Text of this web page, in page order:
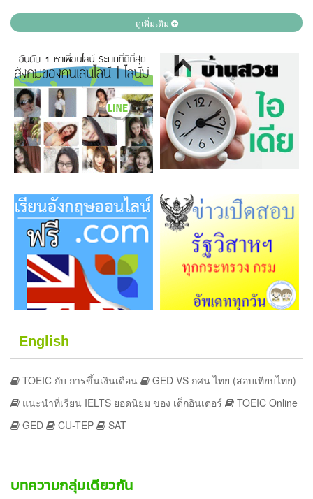
ดูเพิ่มเติม
English
TOEIC กับ การขึ้นเงินเดือน
GED VS กศน ไทย (สอบเทียบไทย)
แนะนำที่เรียน IELTS ยอดนิยม ของ เด็กอินเตอร์
TOEIC Online
GED
CU-TEP SAT
บทความกลุ่มเดียวกัน